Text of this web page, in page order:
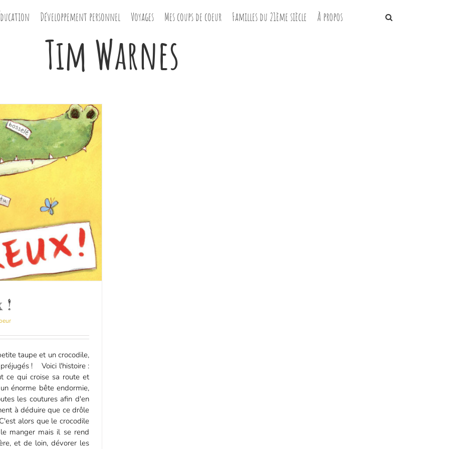
Développement personnel Voyages Mes coups de coeur Familles du 21ème siècle À propos
Tim Warnes
!
taupe et un crocodile,
préjugés ! Voici l'histoire :
ce qui croise sa route et
énorme bête endormie,
les coutures afin d'en
à déduire que ce drôle
alors que le crocodile
manger mais il se rend
et de loin, dévorer les